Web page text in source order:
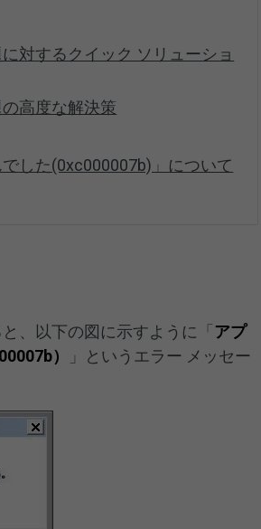
対するクイック ソリューショ
高度な解決策
した(0xc000007b)」について
、以下の図に示すように「 アプ
）
」というエラー メッセー